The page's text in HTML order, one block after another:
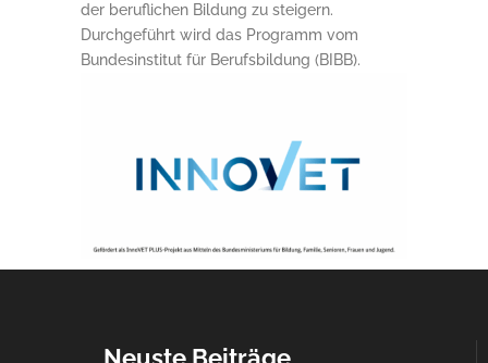
der beruflichen Bildung zu steigern.
Durchgeführt wird das Programm vom
Bundesinstitut für Berufsbildung (BIBB).
Neuste Beiträge